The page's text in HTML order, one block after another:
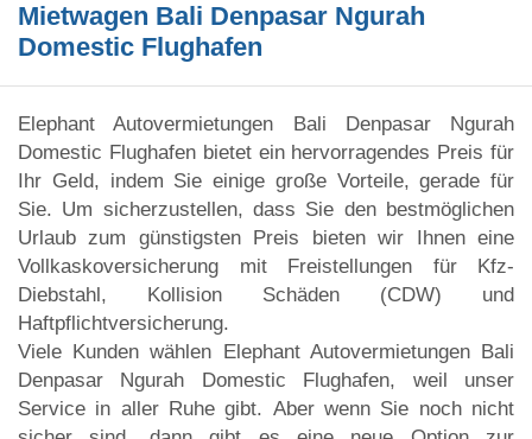
Mietwagen Bali Denpasar Ngurah
Domestic Flughafen
Elephant Autovermietungen Bali Denpasar Ngurah
Domestic Flughafen bietet ein hervorragendes Preis für
Ihr Geld, indem Sie einige große Vorteile, gerade für
Sie. Um sicherzustellen, dass Sie den bestmöglichen
Urlaub zum günstigsten Preis bieten wir Ihnen eine
Vollkaskoversicherung mit Freistellungen für Kfz-
Diebstahl, Kollision Schäden (CDW) und
Haftpflichtversicherung.
Viele Kunden wählen Elephant Autovermietungen Bali
Denpasar Ngurah Domestic Flughafen, weil unser
Service in aller Ruhe gibt. Aber wenn Sie noch nicht